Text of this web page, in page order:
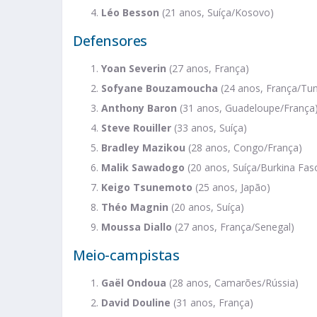
Léo Besson (21 anos, Suíça/Kosovo)
Defensores
Yoan Severin (27 anos, França)
Sofyane Bouzamoucha (24 anos, França/
Anthony Baron (31 anos, Guadeloupe/França)
Steve Rouiller (33 anos, Suíça)
Bradley Mazikou (28 anos, Congo/França)
Malik Sawadogo (20 anos, Suíça/Burkina
Keigo Tsunemoto (25 anos, Japão)
Théo Magnin (20 anos, Suíça)
Moussa Diallo (27 anos, França/Senegal)
Meio-campistas
Gaël Ondoua (28 anos, Camarões/Rússia)
David Douline (31 anos, França)